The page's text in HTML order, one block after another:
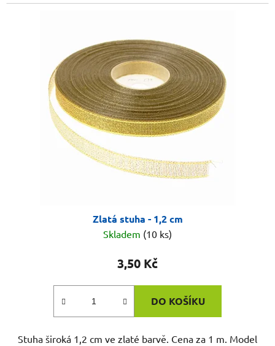
Zlatá stuha - 1,2 cm
Skladem (10 ks)
3,50 Kč
DO KOŠÍKU
Stuha široká 1,2 cm ve zlaté barvě. Cena za 1 m. Model